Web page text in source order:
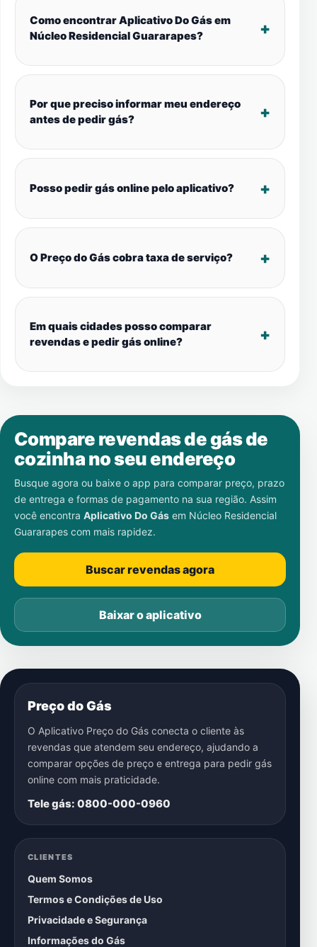
Como encontrar Aplicativo Do Gás em
Núcleo Residencial Guararapes?
Por que preciso informar meu endereço
antes de pedir gás?
Posso pedir gás online pelo aplicativo?
O Preço do Gás cobra taxa de serviço?
Em quais cidades posso comparar
revendas e pedir gás online?
Compare revendas de gás de
cozinha no seu endereço
Busque agora ou baixe o app para comparar preço, prazo
de entrega e formas de pagamento na sua região. Assim
você encontra Aplicativo Do Gás em Núcleo Residencial
Guararapes com mais rapidez.
Buscar revendas agora
Baixar o aplicativo
Preço do Gás
O Aplicativo Preço do Gás conecta o cliente às
revendas que atendem seu endereço, ajudando a
comparar opções de preço e entrega para pedir gás
online com mais praticidade.
Tele gás: 0800-000-0960
CLIENTES
Quem Somos
Termos e Condições de Uso
Privacidade e Segurança
Informações do Gás